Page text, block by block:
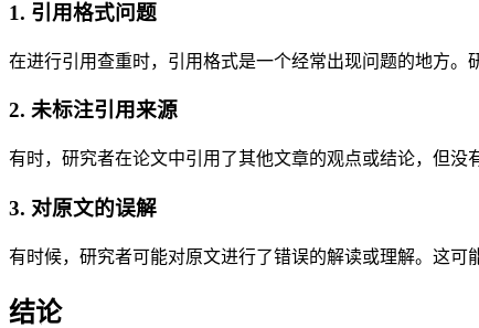
1. 引用格式问题
在进行引用查重时，引用格式是一个经常出现问题的地方。
2. 未标注引用来源
有时，研究者在论文中引用了其他文章的观点或结论，但没
3. 对原文的误解
有时候，研究者可能对原文进行了错误的解读或理解。这
结论